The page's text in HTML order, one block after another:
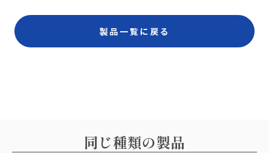
製品一覧に戻る
同じ種類の製品